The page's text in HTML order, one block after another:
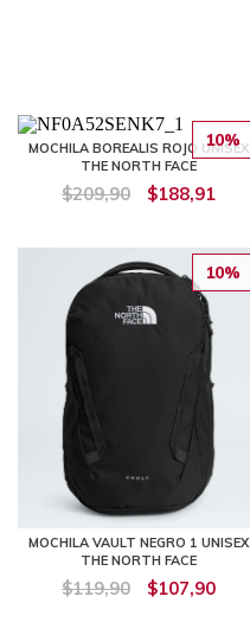
10%
MOCHILA BOREALIS ROJO UNISEX
THE NORTH FACE
$209,90 $188,91
10%
MOCHILA VAULT NEGRO 1 UNISEX
THE NORTH FACE
$119,90 $107,90